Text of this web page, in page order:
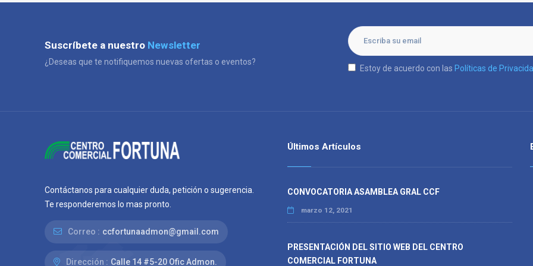
Suscríbete a nuestro Newsletter
¿Deseas que te notifiquemos nuevas ofertas o eventos?
Estoy de acuerdo con las Políticas de
Contáctanos para cualquier duda, petición o sugerencia.
Te responderemos lo mas pronto.
Correo : ccfortunaadmon@gmail.com
Dirección : Calle 14 #5-20 Ofic Admon.
Últimos Artículos
CONVOCATORIA ASAMBLEA GRAL CCF
marzo 12, 2021
PRESENTACIÓN DEL SITIO WEB DEL CENTRO
COMERCIAL FORTUNA